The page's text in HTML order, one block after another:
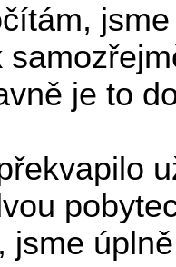
je to
jsme